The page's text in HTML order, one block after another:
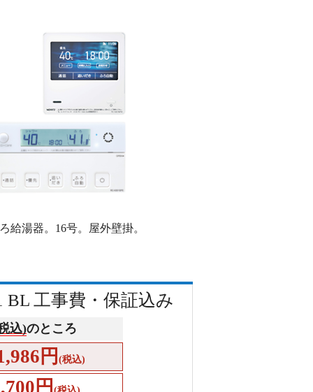
湯器。16号。屋外壁掛。
BL 工事費・保証込み
込)のところ
円(税込)
円(税込)